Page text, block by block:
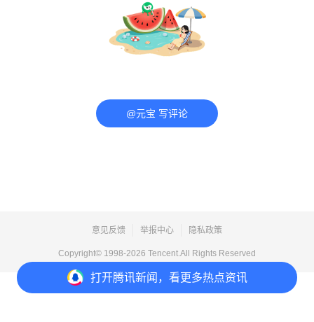
打开腾讯新闻，看更多热点资讯
@元宝 写评论
意见反馈 举报中心 隐私政策
Copyright© 1998-2026 Tencent.All Rights Reserved